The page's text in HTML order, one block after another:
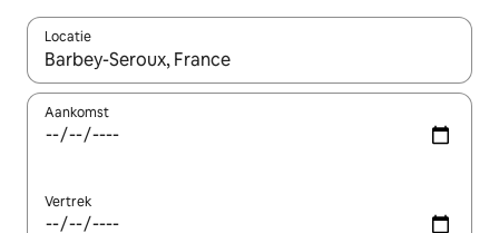
Locatie
Wanneer er resultaten beschikbaar zijn, maak je een keuze
Aankomst
Vertrek